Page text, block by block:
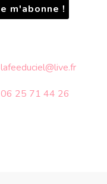
lafeeduciel@live.fr
06 25 71 44 26